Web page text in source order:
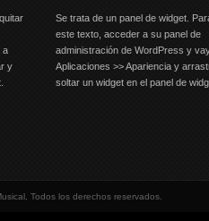
a
y
Se trata de un panel de widget.
este texto, acceder a su panel de
administración de WordPress y
Aplicaciones >> Apariencia y
soltar un widget en el panel de
Todos los derechos reservados.